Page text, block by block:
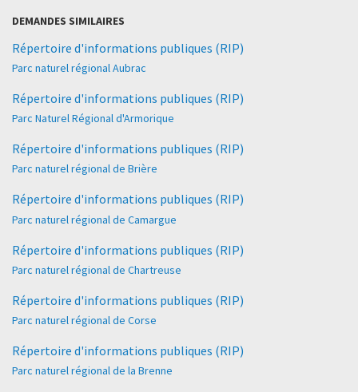
DEMANDES SIMILAIRES
Répertoire d'informations publiques (RIP)
Parc naturel régional Aubrac
Répertoire d'informations publiques (RIP)
Parc Naturel Régional d'Armorique
Répertoire d'informations publiques (RIP)
Parc naturel régional de Brière
Répertoire d'informations publiques (RIP)
Parc naturel régional de Camargue
Répertoire d'informations publiques (RIP)
Parc naturel régional de Chartreuse
Répertoire d'informations publiques (RIP)
Parc naturel régional de Corse
Répertoire d'informations publiques (RIP)
Parc naturel régional de la Brenne